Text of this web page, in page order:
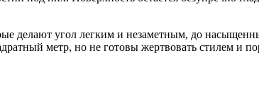
делают угол легким и незаметным, до
метр, но не готовы жертвовать стилем и